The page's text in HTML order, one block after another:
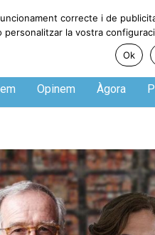
Opinem Àgora
correcte i de
la vostra
Ok